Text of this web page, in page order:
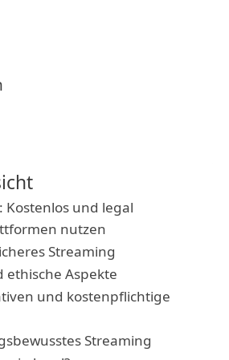
Kostenlos und legal
nutzen
Streaming
ethische Aspekte
und kostenpflichtige
Streaming